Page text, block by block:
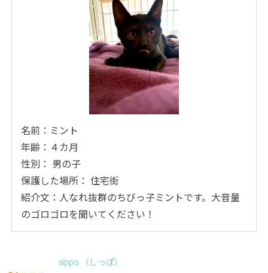
名前：ミント
年齢：４カ月
性別： 男の子
保護した場所： 住宅街
紹介文：人なれ抜群のちびっ子ミントです。大音量
のゴロゴロを聞いてください！
sippo （しっぽ）